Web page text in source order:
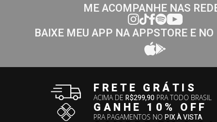
ME ACOMPANHE NAS
BAIXE MEU APP NA APPSTORE E
FRETE GRÁTIS
ACIMA DER$299,90 PRA TODO BRASIL
GANHE 10% OFF
PRA PAGAMENTOS NOPIX À VISTA